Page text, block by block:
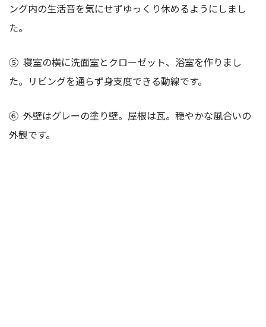
ング内の生活音を気にせずゆっくり休めるようにしまし
た。
➄ 寝室の横に洗面室とクローゼット、浴室を作りまし
た。リビングを通らず身支度できる動線です。
⑥ 外壁はグレーの塗り壁。屋根は瓦。穏やかな風合いの
外観です。